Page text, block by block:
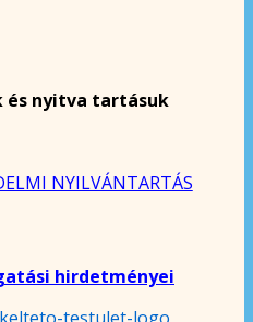
és nyitva tartásuk
NYILVÁNTARTÁS
hirdetményei